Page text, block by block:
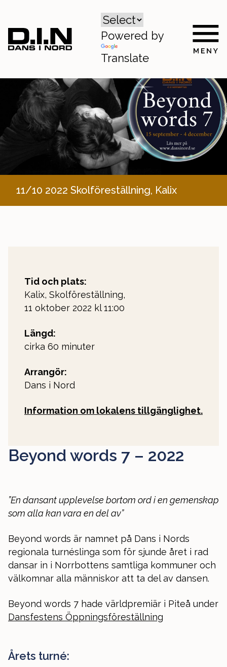
Powered by
Translate
11/10 2022 Skolföreställning, Kalix
Beyond words 7 – 2022
”En dansant upplevelse bortom ord i en gemenskap
som alla kan vara en del av”
Beyond words är namnet på Dans i Nords
regionala turnéslinga som för sjunde året i rad
dansar in i Norrbottens samtliga kommuner och
välkomnar alla människor att ta del av dansen.
Beyond words 7 hade världpremiär i Piteå under
Dansfestens Öppningsföreställning
Årets turné:
Tid och plats:
Kalix, Skolföreställning,
11 oktober 2022 kl 11:00
Längd:
cirka 60 minuter
Arrangör:
Dans i Nord
Information om lokalens tillgänglighet.